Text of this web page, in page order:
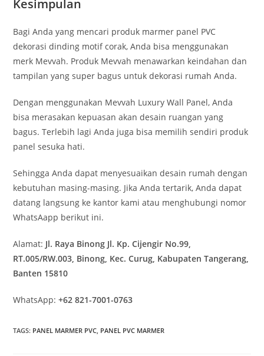
Kesimpulan
Bagi Anda yang mencari produk marmer panel PVC
dekorasi dinding motif corak, Anda bisa menggunakan
merk Mevvah. Produk Mevvah menawarkan keindahan dan
tampilan yang super bagus untuk dekorasi rumah Anda.
Dengan menggunakan Mevvah Luxury Wall Panel, Anda
bisa merasakan kepuasan akan desain ruangan yang
bagus. Terlebih lagi Anda juga bisa memilih sendiri produk
panel sesuka hati.
Sehingga Anda dapat menyesuaikan desain rumah dengan
kebutuhan masing-masing. Jika Anda tertarik, Anda dapat
datang langsung ke kantor kami atau menghubungi nomor
WhatsAapp berikut ini.
Alamat: Jl. Raya Binong Jl. Kp. Cijengir No.99,
RT.005/RW.003, Binong, Kec. Curug, Kabupaten Tangerang,
Banten 15810
WhatsApp: +62 821-7001-0763
TAGS: PANEL MARMER PVC PANEL PVC MARMER